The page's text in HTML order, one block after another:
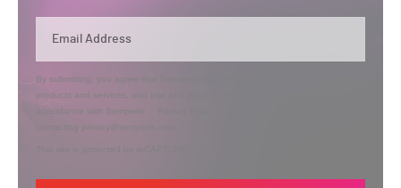
By submitting, you agree that Semperis may send you information regarding its
products and services, and use and process your personal information in
accordance with Semperis’
contacting privacy@semperis.com.